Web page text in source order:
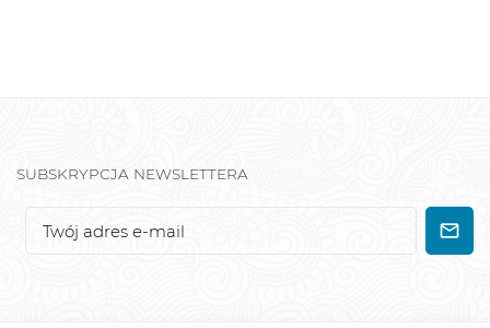
SUBSKRYPCJA NEWSLETTERA